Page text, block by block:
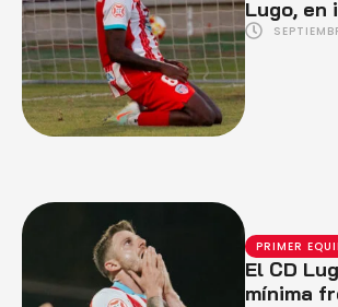
Lugo, en
PRIMER
El CD
mínima